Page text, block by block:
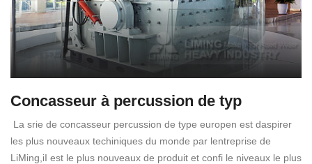
Concasseur à percussion de typ
La srie de concasseur percussion de type europen est daspirer
les plus nouveaux techiniques du monde par lentreprise de
LiMing,iI est le plus nouveaux de produit et confi le niveaux le plus